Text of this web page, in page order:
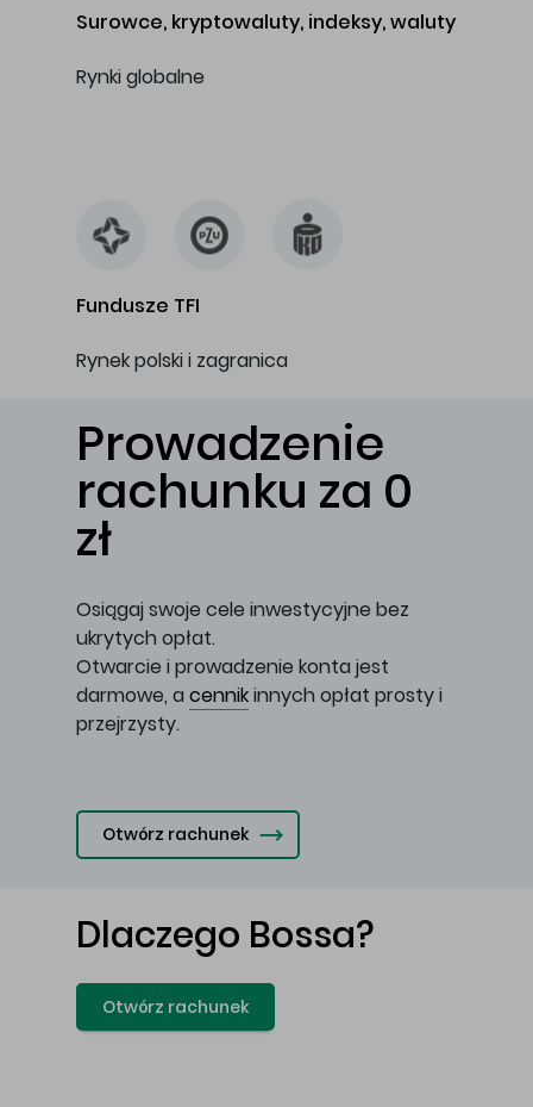
Surowce, kryptowaluty, indeksy, waluty
Rynki globalne
Fundusze TFI
Rynek polski i zagranica
Prowadzenie
rachunku za 0
zł
Osiągaj swoje cele inwestycyjne bez
ukrytych opłat.
Otwarcie i prowadzenie konta jest
darmowe, a cennikinnych opłat prosty i
przejrzysty.
Otwórz rachunek
Dlaczego Bossa?
Otwórz rachunek